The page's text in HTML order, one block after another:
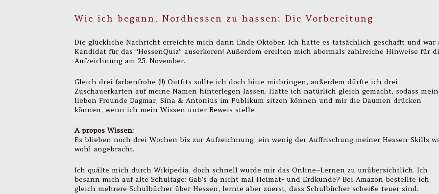
Wie ich begann, Nordhessen zu hassen: Die Vorbereitung
Die glückliche Nachricht erreichte mich dann Ende Oktober: Ich hatte es tatsächlich geschafft und war
Kandidat für das “HessenQuiz” auserkoren! Außerdem ereilten mich abermals zahlreiche Hinweise für
Aufzeichnung am 25. November.
Gleich drei farbenfrohe (!!) Outfits sollte ich doch bitte mitbringen, außerdem dürfte ich drei
Zuschauerkarten auf meine Namen hinterlegen lassen. Hatte ich natürlich gleich gemacht, sodass
lieben Freunde Dagmar, Sina & Antonius im Publikum sitzen können und mir die Daumen drücken
können, wenn ich mein Wissen unter Beweis stelle.
A propos Wissen:
Es blieben noch drei Wochen bis zur Aufzeichnung, ein wenig der Auffrischung meiner Hessen-Skills
wohl angebracht.
Ich quälte mich durch Wikipedia, doch schnell wurde mir das Online–Lernen zu unübersichtlich. Ich
besann mich auf alte Schultage: Gab’s da nicht mal Heimat- und Erdkunde? Bei Amazon bestellte ich
gleich mehrere Schulbücher über Hessen, lernte aber zuerst, dass Schulbücher scheiße teuer sind.